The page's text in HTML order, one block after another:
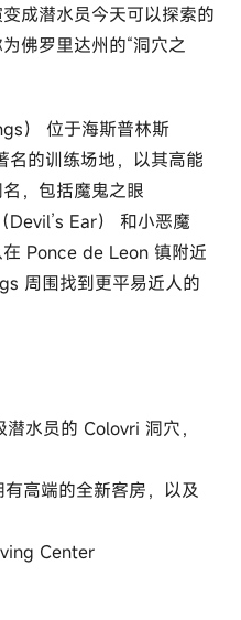
成潜水员今天可以探索的
佛罗里达州的“洞穴之
） 位于海斯普林斯
名的训练场地，以其高能
，包括魔鬼之眼
Devil’s Ear） 和小恶魔
Ponce de Leon 镇附近
周围找到更平易近人的
潜水员的 Colovri 洞穴，
高端的全新客房，以及
Center